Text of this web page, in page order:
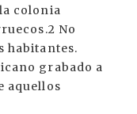
colonia
No
habitantes.
grabado a
aquellos